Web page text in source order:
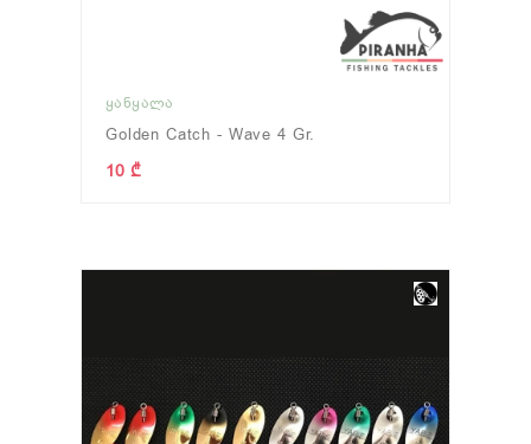
ᲧᲐᲜᲧᲐᲚᲐ
Golden Catch - Wave 4 Gr.
10 ₾